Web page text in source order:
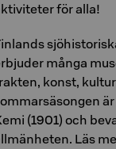
för alla!
många
konst,
(1901) och
Läs